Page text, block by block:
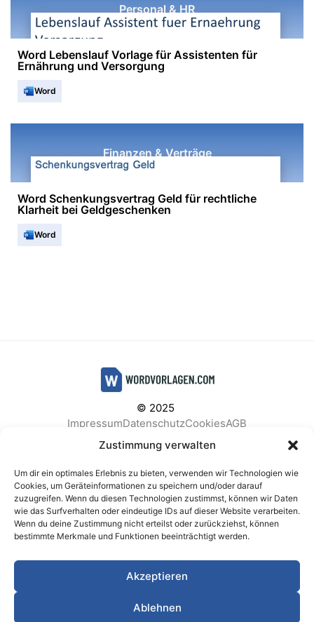
Zustimmung verwalten
Um dir ein optimales Erlebnis zu bieten, verwenden wir Technologien wie
Cookies, um Geräteinformationen zu speichern und/oder darauf
zuzugreifen. Wenn du diesen Technologien zustimmst, können wir Daten
wie das Surfverhalten oder eindeutige IDs auf dieser Website verarbeiten.
Wenn du deine Zustimmung nicht erteilst oder zurückziehst, können
bestimmte Merkmale und Funktionen beeinträchtigt werden.
Akzeptieren
Ablehnen
Personal & HR
Word Lebenslauf Vorlage für Assistenten für
Ernährung und Versorgung
Word
Finanzen & Verträge
Word Schenkungsvertrag Geld für rechtliche
Klarheit bei Geldgeschenken
Word
© 2025
ImpressumDatenschutzCookiesAGB
Facebook
Instagram
BELIEBTE KATEGORIEN
Berichte & Analysen Business
Einkauf & Beschaffung
Gesundheit & Vorsorge